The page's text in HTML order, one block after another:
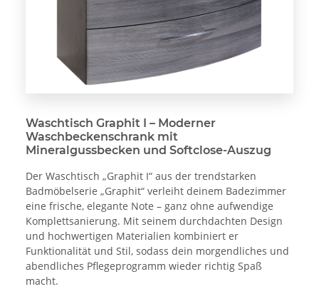
Waschtisch Graphit I – Moderner
Waschbeckenschrank mit
Mineralgussbecken und Softclose-Auszug
Der Waschtisch „Graphit I“ aus der trendstarken
Badmöbelserie „Graphit“ verleiht deinem Badezimmer
eine frische, elegante Note – ganz ohne aufwendige
Komplettsanierung. Mit seinem durchdachten Design
und hochwertigen Materialien kombiniert er
Funktionalität und Stil, sodass dein morgendliches und
abendliches Pflegeprogramm wieder richtig Spaß
macht.